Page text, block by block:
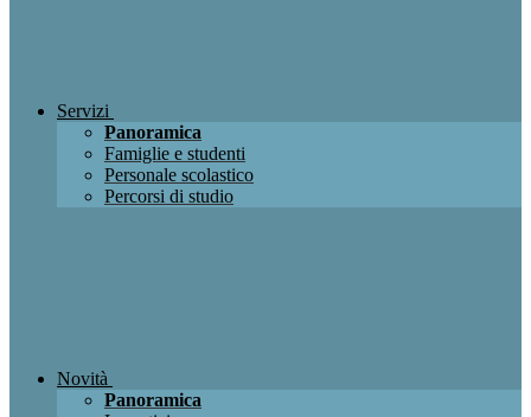
Servizi
Panoramica
Famiglie e studenti
Personale scolastico
Percorsi di studio
Novità
Panoramica